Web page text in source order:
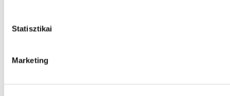
Statisztikai
Marketing